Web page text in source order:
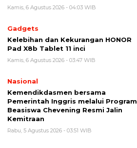
Kamis, 6 Agustus 2026 - 04:03 WIB
Gadgets
Kelebihan dan Kekurangan HONOR
Pad X8b Tablet 11 inci
Kamis, 6 Agustus 2026 - 03:47 WIB
Nasional
Kemendikdasmen bersama
Pemerintah Inggris melalui Program
Beasiswa Chevening Resmi Jalin
Kemitraan
Rabu, 5 Agustus 2026 - 03:51 WIB